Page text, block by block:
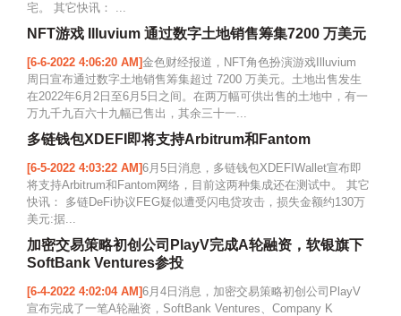
宅。 其它快讯： ...
NFT游戏 Illuvium 通过数字土地销售筹集7200 万美元
[6-6-2022 4:06:20 AM]金色财经报道，NFT角色扮演游戏Illuvium
周日宣布通过数字土地销售筹集超过 7200 万美元。土地出售发生
在2022年6月2日至6月5日之间。在两万幅可供出售的土地中，有一
万九千九百六十九幅已售出，其余三十一...
多链钱包XDEFI即将支持Arbitrum和Fantom
[6-5-2022 4:03:22 AM]6月5日消息，多链钱包XDEFIWallet宣布即
将支持Arbitrum和Fantom网络，目前这两种集成还在测试中。 其它
快讯： 多链DeFi协议FEG疑似遭受闪电贷攻击，损失金额约130万
美元:据...
加密交易策略初创公司PlayV完成A轮融资，软银旗下
SoftBank Ventures参投
[6-4-2022 4:02:04 AM]6月4日消息，加密交易策略初创公司PlayV
宣布完成了一笔A轮融资，SoftBank Ventures、Company K